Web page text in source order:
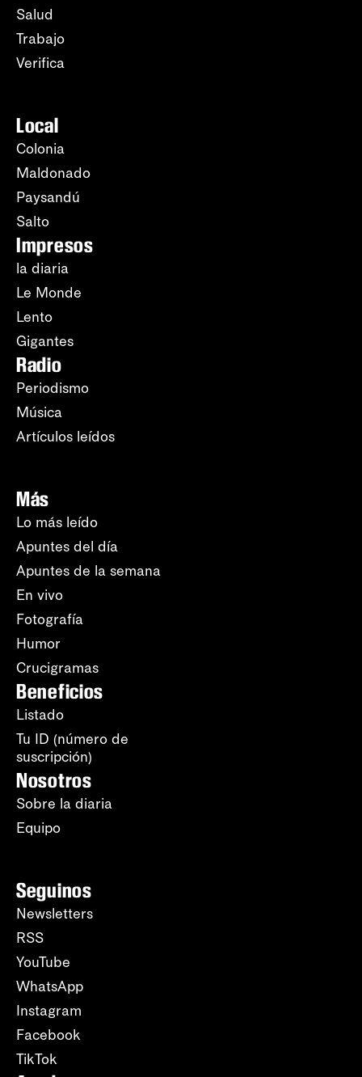
Salud
Trabajo
Verifica
Local
Colonia
Maldonado
Paysandú
Salto
Impresos
la diaria
Le Monde
Lento
Gigantes
Radio
Periodismo
Música
Artículos leídos
Más
Lo más leído
Apuntes del día
Apuntes de la semana
En vivo
Fotografía
Humor
Crucigramas
Beneficios
Listado
Tu ID (número de
suscripción)
Nosotros
Sobre la diaria
Equipo
Seguinos
Newsletters
RSS
YouTube
WhatsApp
Instagram
Facebook
TikTok